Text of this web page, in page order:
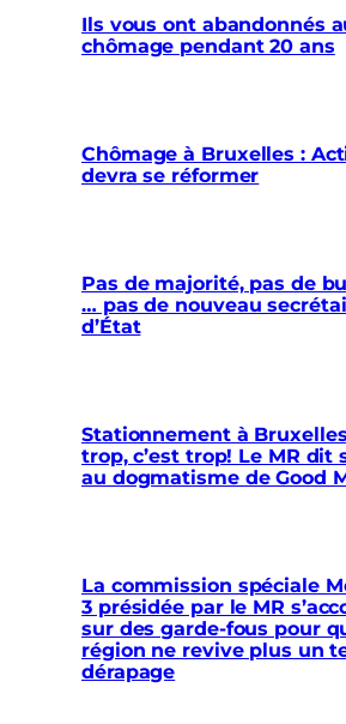
Ils vous ont abandonnés
chômage pendant 20 ans
Chômage à Bruxelles :
devra se réformer
Pas de majorité, pas de
… pas de nouveau
d’État
Stationnement à
trop, c’est trop! Le MR dit
au dogmatisme de Good
La commission spéciale
3 présidée par le MR
sur des garde-fous pour
région ne revive plus un
dérapage